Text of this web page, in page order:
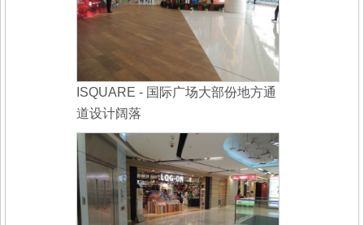
ISQUARE - 国际广场大部份地方通
道设计阔落